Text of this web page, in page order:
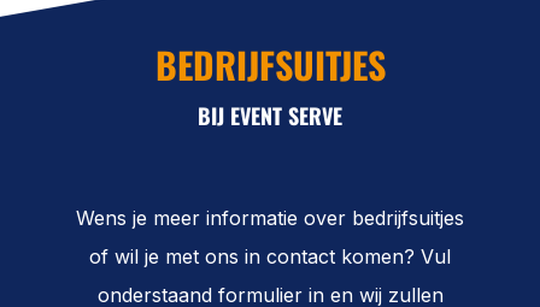
BEDRIJFSUITJES
BIJ EVENT SERVE
Wens je meer informatie over bedrijfsuitjes
of wil je met ons in contact komen? Vul
onderstaand formulier in en wij zullen